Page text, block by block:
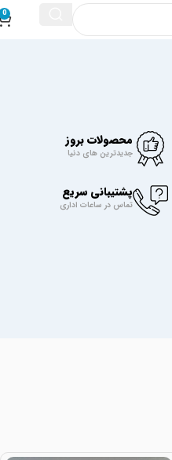
0
محصولات بروز
جدیدترین های دنیا
پشتیبانی سریع
تماس در ساعات اداری